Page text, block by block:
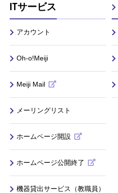
ITサービス
アカウント
Oh-o!Meiji
Meiji Mail
メーリングリスト
ホームページ開設
ホームページ公開終了
機器貸出サービス（教職員）